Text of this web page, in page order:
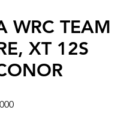
WRC TEAM
XT 12S
Precio